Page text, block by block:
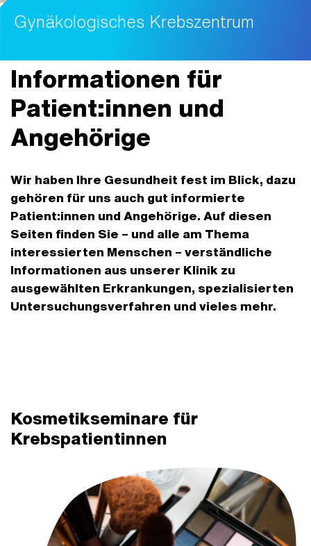
Gynäkologisches Krebszentrum
Informationen für
Patient:innen und
Angehörige
Wir haben Ihre Gesundheit fest im Blick, dazu
gehören für uns auch gut informierte
Patient:innen und Angehörige. Auf diesen
Seiten finden Sie – und alle am Thema
interessierten Menschen – verständliche
Informationen aus unserer Klinik zu
ausgewählten Erkrankungen, spezialisierten
Untersuchungsverfahren und vieles mehr.
Kosmetikseminare für
Krebspatientinnen